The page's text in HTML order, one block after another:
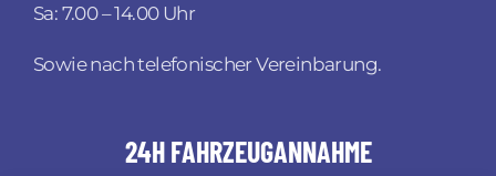
Sa: 7.00 – 14.00 Uhr
Sowie nach telefonischer Vereinbarung.
24H FAHRZEUGANNAHME